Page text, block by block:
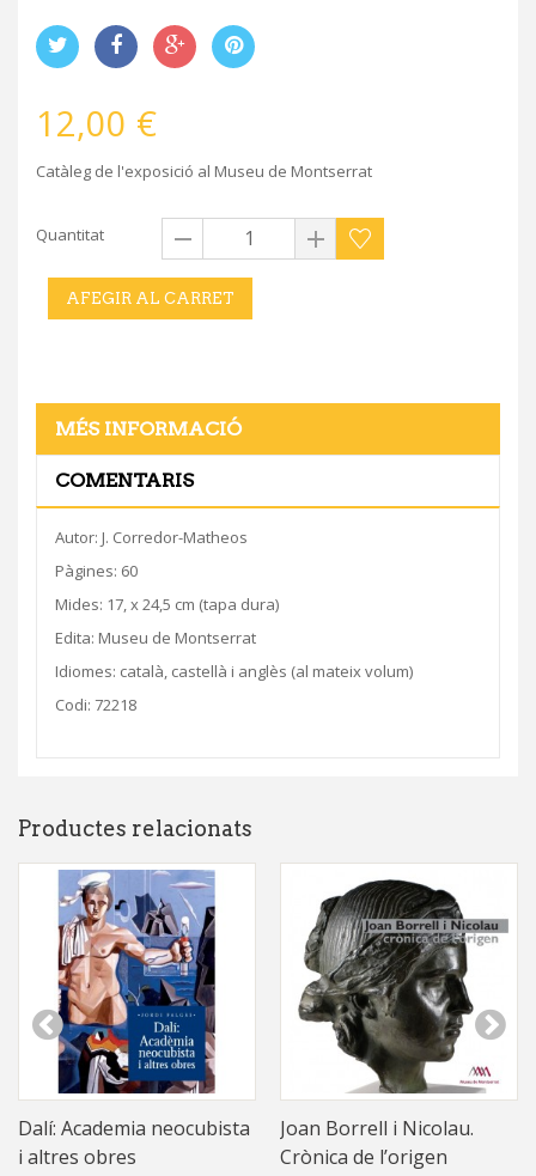
12,00 €
Catàleg de l'exposició al Museu de Montserrat
Quantitat
AFEGIR AL CARRET
MÉS INFORMACIÓ
COMENTARIS
Autor: J. Corredor-Matheos
Pàgines: 60
Mides: 17, x 24,5 cm (tapa dura)
Edita: Museu de Montserrat
Idiomes: català, castellà i anglès (al mateix volum)
Codi: 72218
Productes relacionats
Dalí: Academia neocubista
i altres obres
Joan Borrell i Nicolau.
Crònica de l’origen